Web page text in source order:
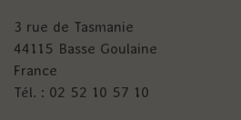
3 rue de Tasmanie
44115 Basse Goulaine
France
Tél. : 02 52 10 57 10